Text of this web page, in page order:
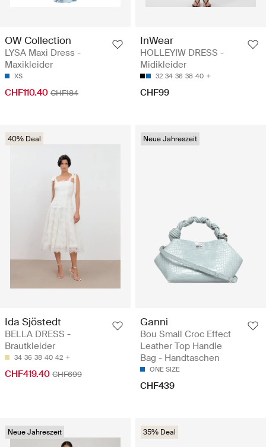
OW Collection
LYSA Maxi Dress -
Maxikleider
XS
CHF110.40 CHF184
InWear
HOLLEYIW DRESS -
Midikleider
32 34 36 38 40
CHF99
40% Deal
Ida Sjöstedt
BELLA DRESS -
Brautkleider
34 36 38 40 42
CHF419.40 CHF699
Neue Jahreszeit
Ganni
Bou Small Croc Effect
Leather Top Handle
Bag - Handtaschen
ONE SIZE
CHF439
Neue Jahreszeit 35% Deal